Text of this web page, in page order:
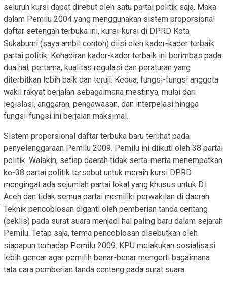
seluruh kursi dapat direbut oleh satu partai politik saja. Maka
dalam Pemilu 2004 yang menggunakan sistem proporsional
daftar setengah terbuka ini, kursi-kursi di DPRD Kota
Sukabumi (saya ambil contoh) diisi oleh kader-kader terbaik
partai politik. Kehadiran kader-kader terbaik ini berimbas pada
dua hal; pertama, kualitas regulasi dan peraturan yang
diterbitkan lebih baik dan teruji. Kedua, fungsi-fungsi anggota
wakil rakyat berjalan sebagaimana mestinya, mulai dari
legislasi, anggaran, pengawasan, dan interpelasi hingga
fungsi-fungsi ini berjalan maksimal.
Sistem proporsional daftar terbuka baru terlihat pada
penyelenggaraan Pemilu 2009. Pemilu ini diikuti oleh 38 partai
politik. Walakin, setiap daerah tidak serta-merta menempatkan
ke-38 partai politik tersebut untuk meraih kursi DPRD
mengingat ada sejumlah partai lokal yang khusus untuk D.I
Aceh dan tidak semua partai memiliki perwakilan di daerah.
Teknik pencoblosan diganti oleh pemberian tanda centang
(ceklis) pada surat suara menjadi hal paling baru dalam sejarah
Pemilu. Tetap saja, terma pencoblosan disebutkan oleh
siapapun terhadap Pemilu 2009. KPU melakukan sosialisasi
lebih gencar agar pemilih benar-benar mengerti bagaimana
tata cara pemberian tanda centang pada surat suara.